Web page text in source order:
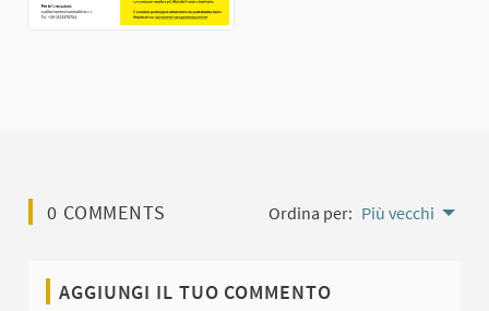
0 COMMENTS Ordina per: Più vecchi
AGGIUNGI IL TUO COMMENTO